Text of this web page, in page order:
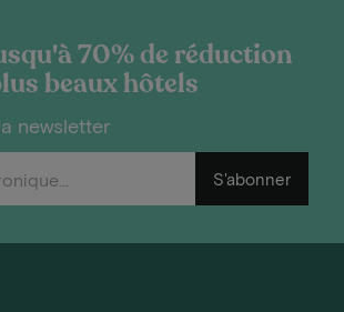
70% de réduction
beaux hôtels
newsletter
S'abonner